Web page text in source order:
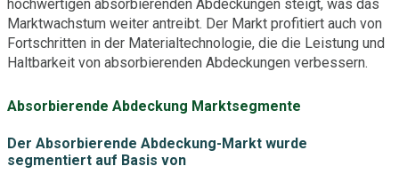
hochwertigen absorbierenden Abdeckungen steigt, was das
Marktwachstum weiter antreibt. Der Markt profitiert auch von
Fortschritten in der Materialtechnologie, die die Leistung und
Haltbarkeit von absorbierenden Abdeckungen verbessern.
Absorbierende Abdeckung Marktsegmente
Der Absorbierende Abdeckung-Markt wurde
segmentiert auf Basis von